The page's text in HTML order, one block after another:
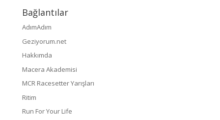
Bağlantılar
AdımAdım
Geziyorum.net
Hakkımda
Macera Akademisi
MCR Racesetter Yarışları
Ritim
Run For Your Life